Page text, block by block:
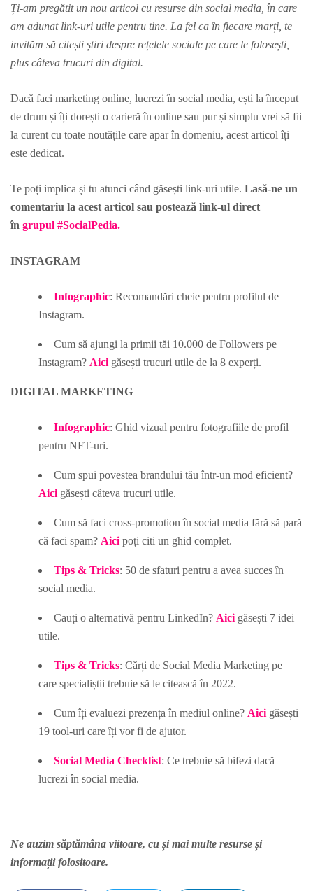
Ți-am pregătit un nou articol cu resurse din social media, în care
am adunat link-uri utile pentru tine. La fel ca în fiecare marți, te
invităm să citești știri despre rețelele sociale pe care le folosești,
plus câteva trucuri din digital.
Dacă faci marketing online, lucrezi în social media, ești la început
de drum și îți dorești o carieră în online sau pur și simplu vrei să fii
la curent cu toate noutățile care apar în domeniu, acest articol îți
este dedicat.
Te poți implica și tu atunci când găsești link-uri utile. Lasă-ne un
comentariu la acest articol sau postează link-ul direct
în grupul #SocialPedia.
INSTAGRAM
Infographic: Recomandări cheie pentru profilul de
Instagram.
Cum să ajungi la primii tăi 10.000 de Followers pe
Instagram? Aici găsești trucuri utile de la 8 experți.
DIGITAL MARKETING
Infographic: Ghid vizual pentru fotografiile de profil
pentru NFT-uri.
Cum spui povestea brandului tău într-un mod eficient?
Aici găsești câteva trucuri utile.
Cum să faci cross-promotion în social media fără să pară
că faci spam? Aici poți citi un ghid complet.
Tips & Tricks: 50 de sfaturi pentru a avea succes în
social media.
Cauți o alternativă pentru LinkedIn? Aici găsești 7 idei
utile.
Tips & Tricks: Cărți de Social Media Marketing pe
care specialiștii trebuie să le citească în 2022.
Cum îți evaluezi prezența în mediul online? Aici găsești
19 tool-uri care îți vor fi de ajutor.
Social Media Checklist: Ce trebuie să bifezi dacă
lucrezi în social media.
Ne auzim săptămâna viitoare, cu și mai multe resurse și
informații folositoare.